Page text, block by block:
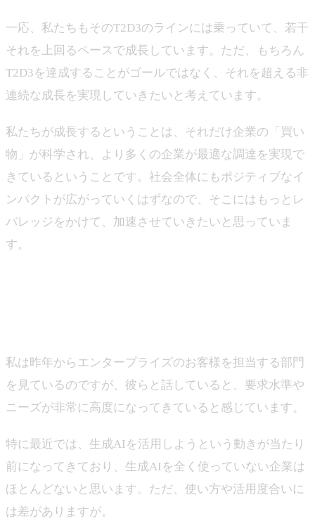
一応、私たちもそのT2D3のラインには乗っていて、若干
それを上回るペースで成長しています。ただ、もちろん
T2D3を達成することがゴールではなく、それを超える非
連続な成長を実現していきたいと考えています。
私たちが成長するということは、それだけ企業の「買い
物」が科学され、より多くの企業が最適な調達を実現で
きているということです。社会全体にもポジティブなイ
ンパクトが広がっていくはずなので、そこにはもっとレ
バレッジをかけて、加速させていきたいと思っていま
す。
私は昨年からエンタープライズのお客様を担当する部門
を見ているのですが、彼らと話していると、要求水準や
ニーズが非常に高度になってきていると感じています。
特に最近では、生成AIを活用しようという動きが当たり
前になってきており、生成AIを全く使っていない企業は
ほとんどないと思います。ただ、使い方や活用度合いに
は差がありますが。